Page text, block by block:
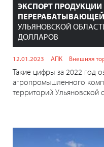
ЭКСПОРТ
УЛЬЯНОВСКОЙ
ДОЛЛАРОВ
12.01.2023 АПК Внешняя
Такие цифры за 2022 год
агропромышленного
территорий Ульяновской